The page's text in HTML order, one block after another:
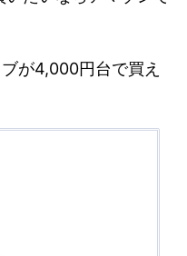
が4,000円台で買え